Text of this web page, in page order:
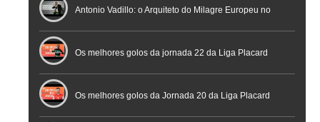
profissional em conferência histórica na Cidade do
Futebol
Antonio Vadillo: o Arquiteto do Milagre Europeu no
Futsal | Documentário
Os melhores golos da jornada 22 da Liga Placard
Os melhores golos da Jornada 20 da Liga Placard